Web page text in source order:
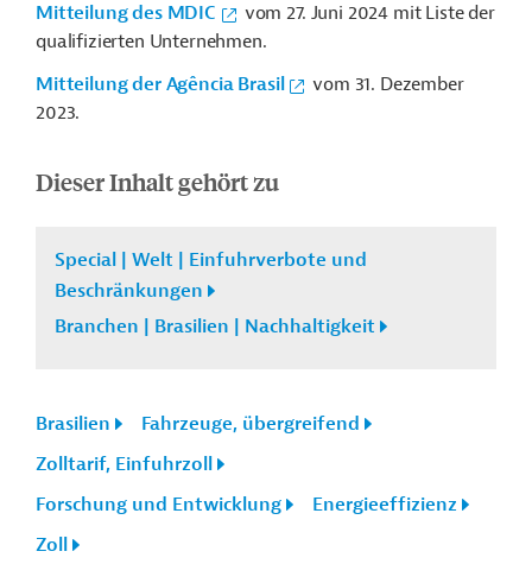
Mitteilung des MDIC
vom 27. Juni 2024 mit Liste der
qualifizierten Unternehmen.
Mitteilung der Agência Brasil
vom 31. Dezember
2023.
Dieser Inhalt gehört zu
Special | Welt | Einfuhrverbote und
Beschränkungen
Branchen | Brasilien | Nachhaltigkeit
Brasilien
Fahrzeuge, übergreifend
Zolltarif, Einfuhrzoll
Forschung und Entwicklung
Energieeffizienz
Zoll